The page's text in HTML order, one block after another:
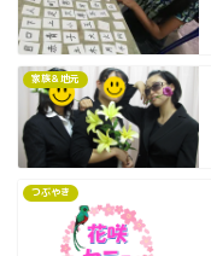
家族＆地元
つぶやき